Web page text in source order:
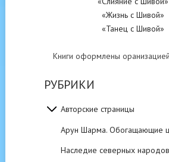
«Жизнь с Шивой»
«Танец с Шивой»
Книги оформлены
РУБРИКИ
Авторские страницы
Арун Шарма. Обогащающие
Наследие северных народов